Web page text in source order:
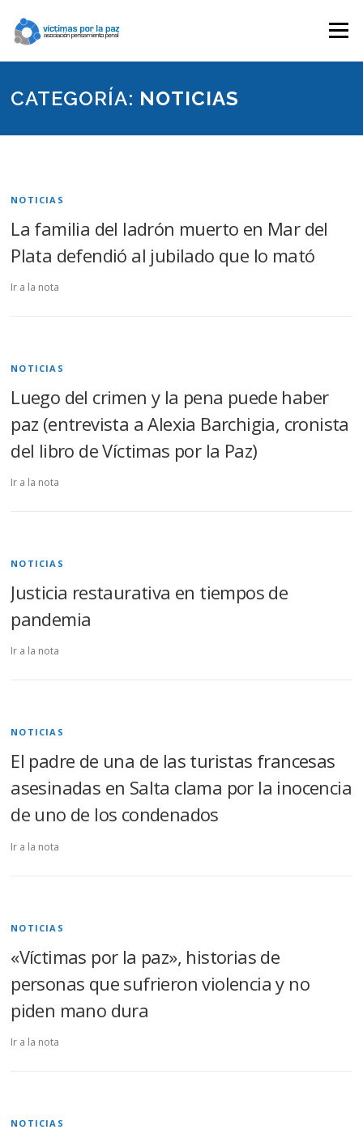
contenido
Menú
CATEGORÍA: NOTICIAS
NOTICIAS
La familia del ladrón muerto en Mar del
Plata defendió al jubilado que lo mató
Ir a la nota
NOTICIAS
Luego del crimen y la pena puede haber
paz (entrevista a Alexia Barchigia, cronista
del libro de Víctimas por la Paz)
Ir a la nota
NOTICIAS
Justicia restaurativa en tiempos de
pandemia
Ir a la nota
NOTICIAS
El padre de una de las turistas francesas
asesinadas en Salta clama por la inocencia
de uno de los condenados
Ir a la nota
NOTICIAS
«Víctimas por la paz», historias de
personas que sufrieron violencia y no
piden mano dura
Ir a la nota
NOTICIAS